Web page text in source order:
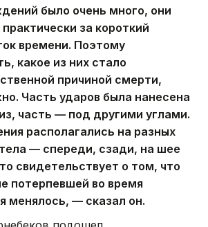
было очень много, они
за короткий
времени. Поэтому
какое из них стало
причиной смерти,
Часть ударов была нанесена
часть — под другими углами.
располагались на разных
— спереди, сзади, на шее
свидетельствует о том, что
потерпевшей во время
менялось, — сказал он.